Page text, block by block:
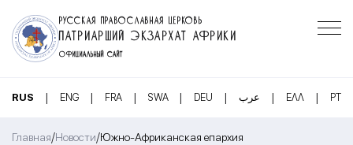
РУССКАЯ ПРАВОСЛАВНАЯ ЦЕРКОВЬ
ПАТРИАРШИЙ ЭКЗАРХАТ АФРИКИ
ОФИЦИАЛЬНЫЙ САЙТ
RUS | ENG | FRA | SWA | DEU | عرب | ΕΛΛ | PT
Главная/Новости/Южно-Африканская епархия